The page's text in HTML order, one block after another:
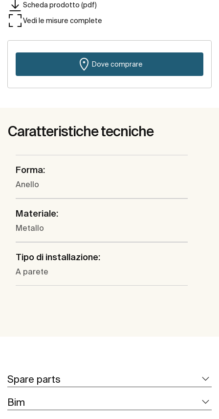
Scheda prodotto (pdf)
Vedi le misure complete
Dove comprare
Caratteristiche tecniche
Forma:
Anello
Materiale:
Metallo
Tipo di installazione:
A parete
Spare parts
Bim